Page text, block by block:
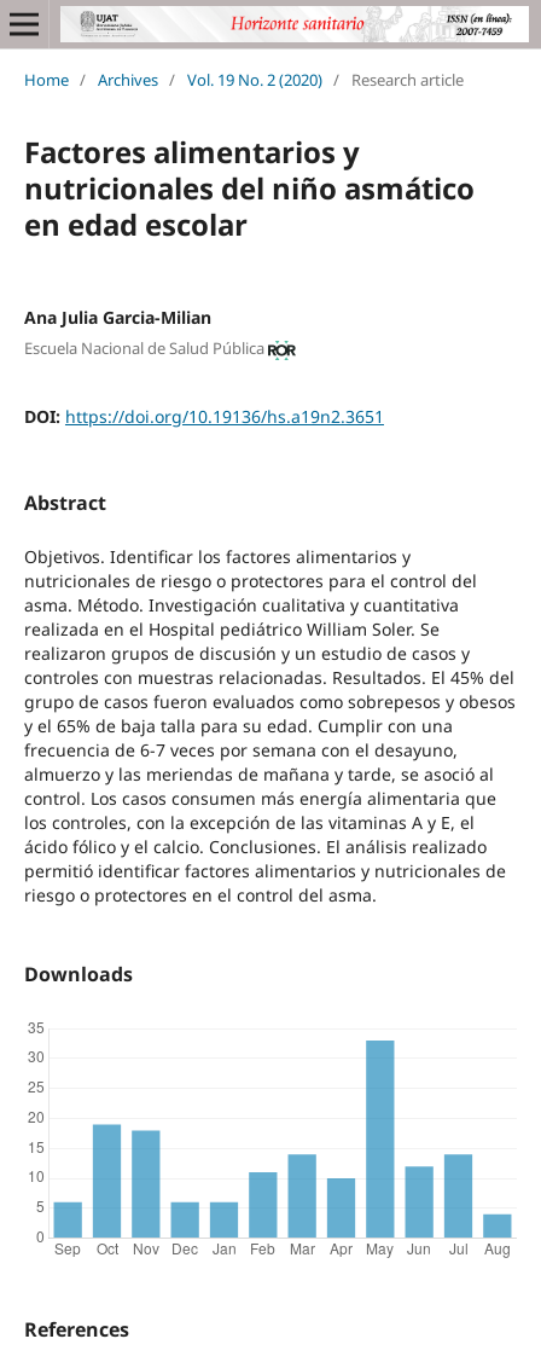
Home / Archives / Vol. 19 No. 2 (2020) / Research article
Factores alimentarios y
nutricionales del niño asmático
en edad escolar
Ana Julia Garcia-Milian
Escuela Nacional de Salud Pública
DOI: https://doi.org/10.19136/hs.a19n2.3651
Abstract
Objetivos. Identificar los factores alimentarios y
nutricionales de riesgo o protectores para el control del
asma. Método. Investigación cualitativa y cuantitativa
realizada en el Hospital pediátrico William Soler. Se
realizaron grupos de discusión y un estudio de casos y
controles con muestras relacionadas. Resultados. El 45% del
grupo de casos fueron evaluados como sobrepesos y obesos
y el 65% de baja talla para su edad. Cumplir con una
frecuencia de 6-7 veces por semana con el desayuno,
almuerzo y las meriendas de mañana y tarde, se asoció al
control. Los casos consumen más energía alimentaria que
los controles, con la excepción de las vitaminas A y E, el
ácido fólico y el calcio. Conclusiones. El análisis realizado
permitió identificar factores alimentarios y nutricionales de
riesgo o protectores en el control del asma.
Downloads
References